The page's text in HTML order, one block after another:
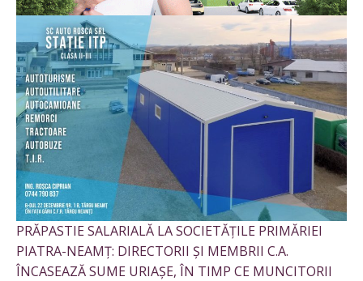
PRĂPASTIE SALARIALĂ LA SOCIETĂȚILE PRIMĂRIEI
PIATRA-NEAMȚ: DIRECTORII ȘI MEMBRII C.A.
ÎNCASEAZĂ SUME URIAȘE, ÎN TIMP CE MUNCITORII